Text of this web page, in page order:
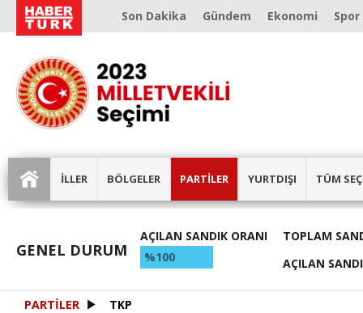
Son Dakika Gündem Ekonomi Spor
İLLER BÖLGELER PARTİLER YURTDIŞI TÜM
GENEL DURUM
AÇILAN SANDIK ORANI
%100
TOPLAM
AÇILAN
PARTİLER TKP